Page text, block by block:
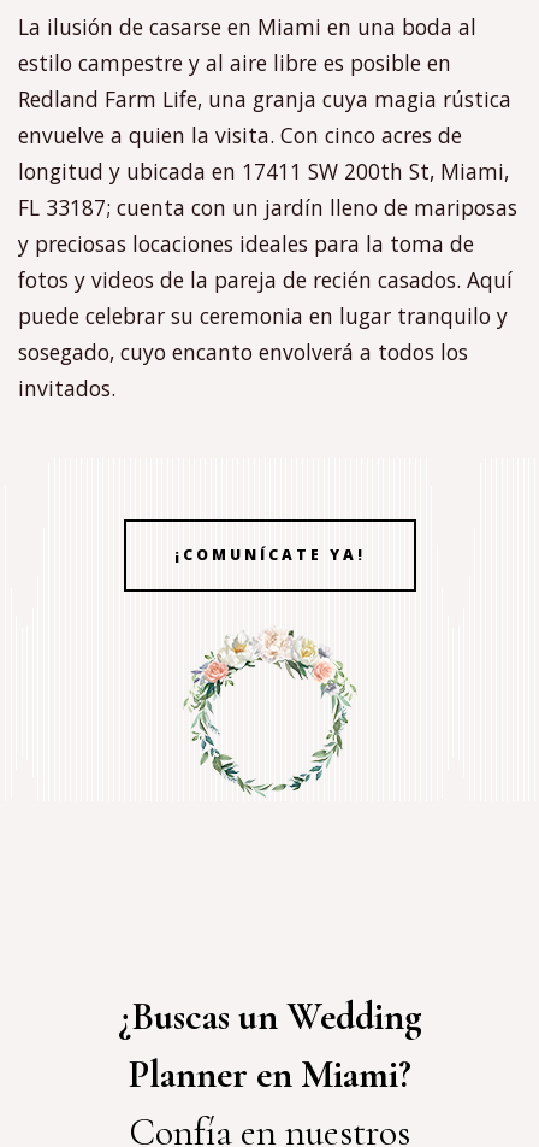
La ilusión de casarse en Miami en una boda al
estilo campestre y al aire libre es posible en
Redland Farm Life, una granja cuya magia rústica
envuelve a quien la visita. Con cinco acres de
longitud y ubicada en 17411 SW 200th St, Miami,
FL 33187; cuenta con un jardín lleno de mariposas
y preciosas locaciones ideales para la toma de
fotos y videos de la pareja de recién casados. Aquí
puede celebrar su ceremonia en lugar tranquilo y
sosegado, cuyo encanto envolverá a todos los
invitados.
¡COMUNÍCATE YA!
¿Buscas un Wedding
Planner en Miami?
Confía en nuestros